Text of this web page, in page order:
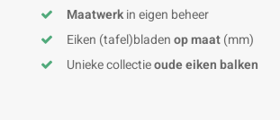
Maatwerkin eigen beheer
Eiken (tafel)bladenop maat(mm)
Unieke collectieoude eiken balken